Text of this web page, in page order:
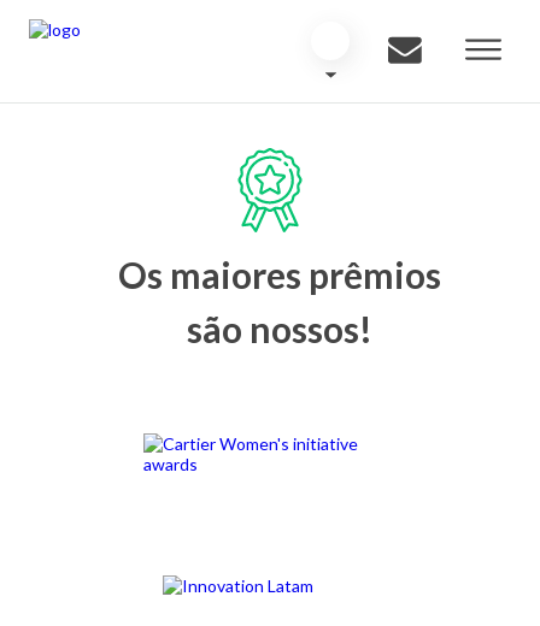
Os maiores prêmios
são nossos!